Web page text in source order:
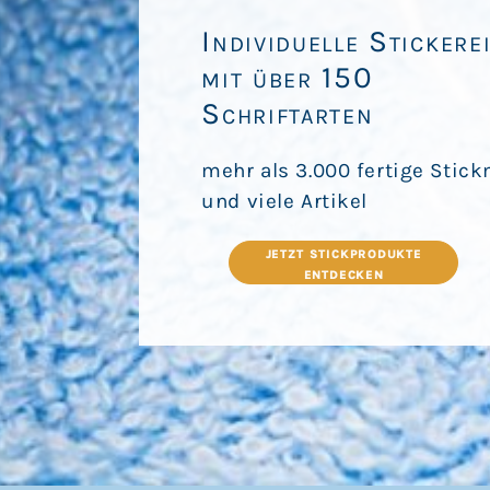
Individuelle Stickerei
mit über 150
Schriftarten
mehr als 3.000 fertige
und viele Artikel
JETZT STICKPRODUKTE
ENTDECKEN
REGISTRIEREN
WARENKORB: 0 ARTIKEL